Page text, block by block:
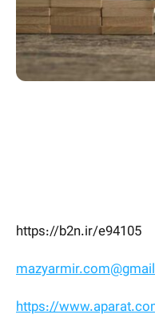
https://b2n.ir/e94105
https://